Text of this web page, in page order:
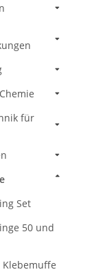
für
Set
50 und
Klebemuffe